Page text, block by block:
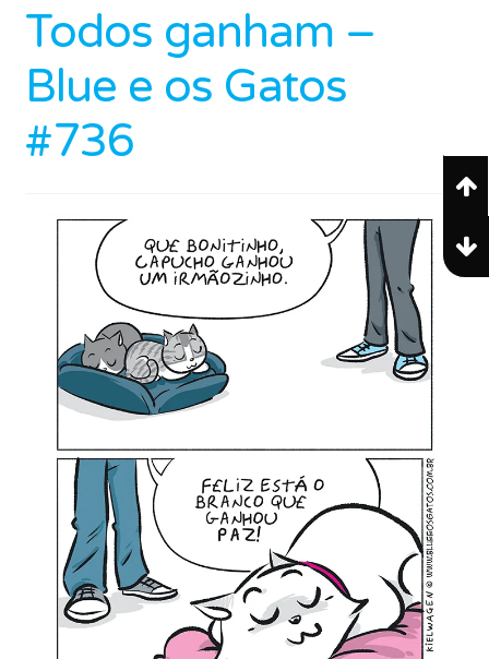
Todos ganham –
Blue e os Gatos
#736